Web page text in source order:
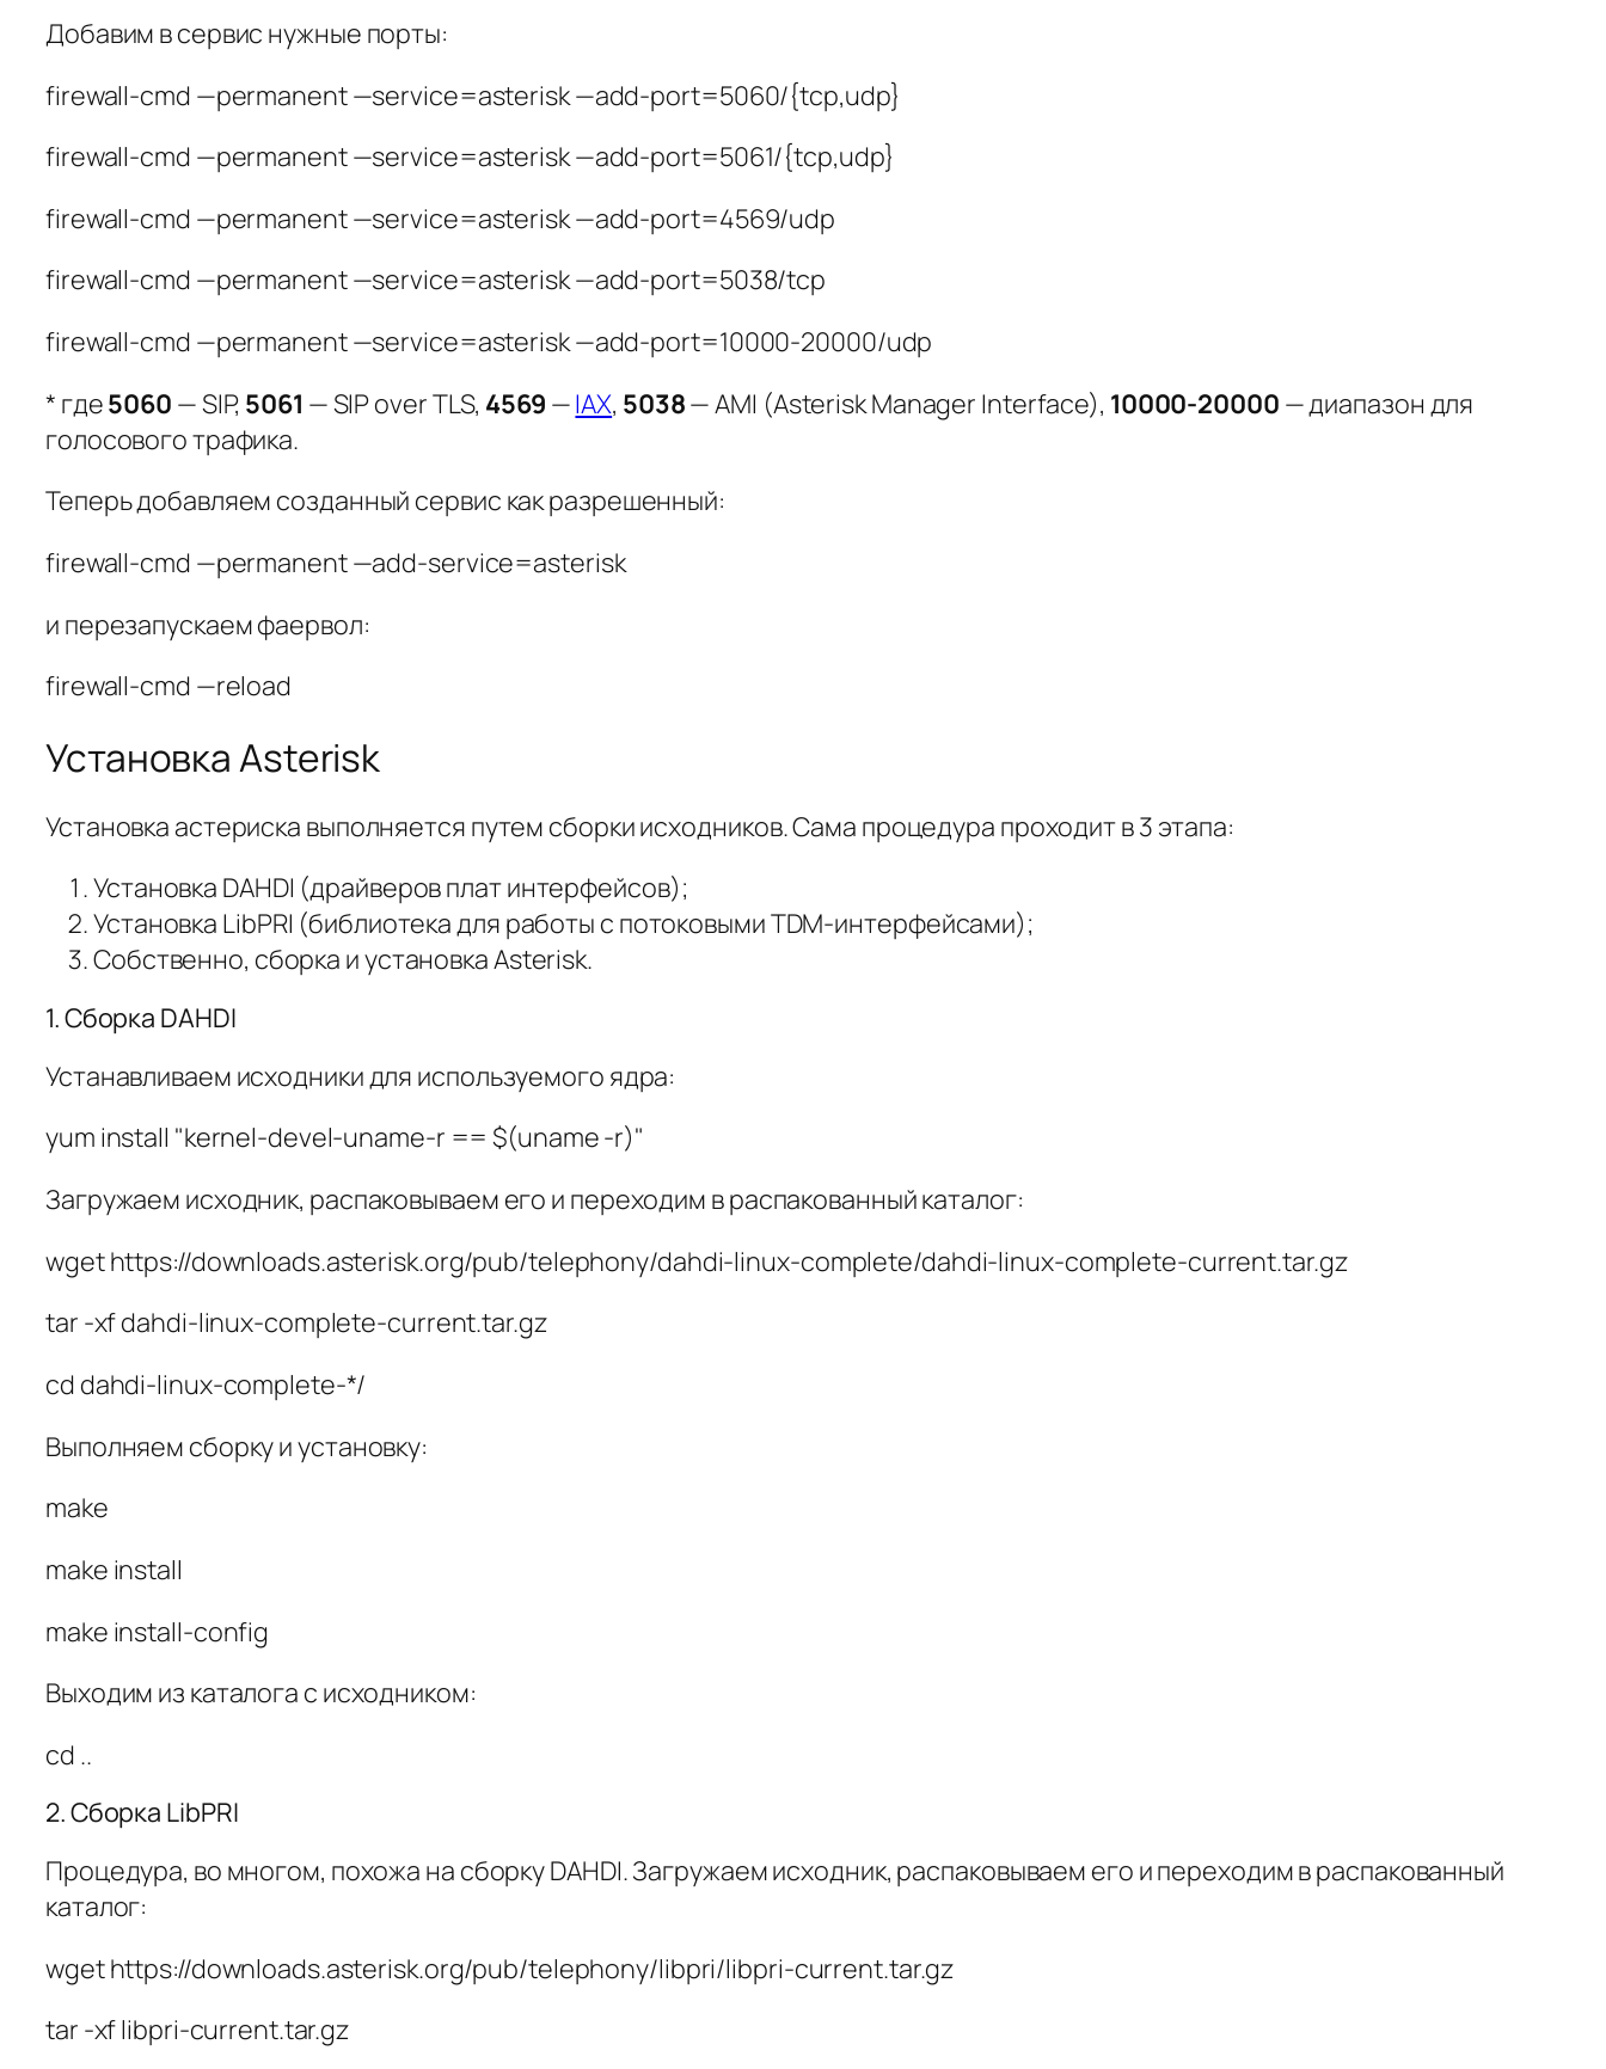
Добавим в сервис нужные порты:
firewall-cmd —permanent —service=asterisk —add-port=5060/{tcp,udp}
firewall-cmd —permanent —service=asterisk —add-port=5061/{tcp,udp}
firewall-cmd —permanent —service=asterisk —add-port=4569/udp
firewall-cmd —permanent —service=asterisk —add-port=5038/tcp
firewall-cmd —permanent —service=asterisk —add-port=10000-20000/udp
* где5060 — SIP, 5061 — SIP over TLS, 4569 —IAX, 5038— AMI (Asterisk Manager Interface), 10000-20000 — диапазон для
голосового трафика.
Теперь добавляем созданный сервис как разрешенный:
firewall-cmd —permanent —add-service=asterisk
и перезапускаем фаервол:
firewall-cmd —reload
Установка Asterisk
Установка астериска выполняется путем сборки исходников. Сама процедура проходит в 3 этапа:
Установка DAHDI (драйверов плат интерфейсов);
Установка LibPRI (библиотека для работы с потоковыми TDM-интерфейсами);
Собственно, сборка и установка Asterisk.
1. Сборка DAHDI
Устанавливаем исходники для используемого ядра:
yum install "kernel-devel-uname-r == $(uname -r)"
Загружаем исходник, распаковываем его и переходим в распакованный каталог:
wget https://downloads.asterisk.org/pub/telephony/dahdi-linux-complete/dahdi-linux-complete-current.tar.gz
tar -xf dahdi-linux-complete-current.tar.gz
cd dahdi-linux-complete-*/
Выполняем сборку и установку:
make
make install
make install-config
Выходим из каталога с исходником:
cd ..
2. Сборка LibPRI
Процедура, во многом, похожа на сборку DAHDI. Загружаем исходник, распаковываем его и переходим в распакованный
каталог:
wget https://downloads.asterisk.org/pub/telephony/libpri/libpri-current.tar.gz
tar -xf libpri-current.tar.gz